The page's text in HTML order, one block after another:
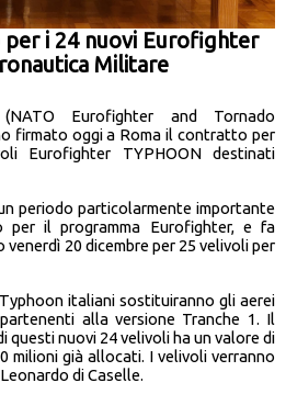
i 24 nuovi Eurofighter
Militare
Eurofighter and Tornado
firmato oggi a Roma il contratto per
Eurofighter TYPHOON destinati
periodo particolarmente importante
il programma Eurofighter, e fa
20 dicembre per 25 velivoli per
italiani sostituiranno gli aerei
alla versione Tranche 1. Il
questi nuovi 24 velivoli ha un valore di
milioni già allocati. I velivoli verranno
di Caselle.